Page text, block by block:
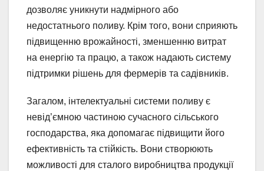
дозволяє уникнути надмірного або
недостатнього поливу. Крім того, вони сприяють
підвищенню врожайності, зменшенню витрат
на енергію та працю, а також надають систему
підтримки рішень для фермерів та садівників.
Загалом, інтелектуальні системи поливу є
невід’ємною частиною сучасного сільського
господарства, яка допомагає підвищити його
ефективність та стійкість. Вони створюють
можливості для сталого виробництва продукції